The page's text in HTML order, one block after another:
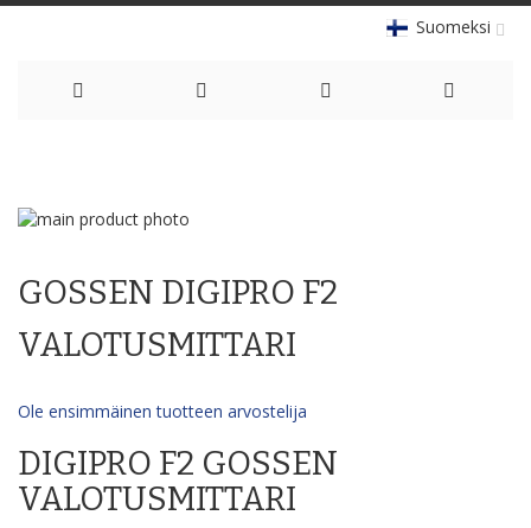
Suomeksi
Content
Skip
end
the
images
the
of
the
gallery
GOSSEN DIGIPRO F2
VALOTUSMITTARI
Ole ensimmäinen tuotteen arvostelija
DIGIPRO F2 GOSSEN
VALOTUSMITTARI